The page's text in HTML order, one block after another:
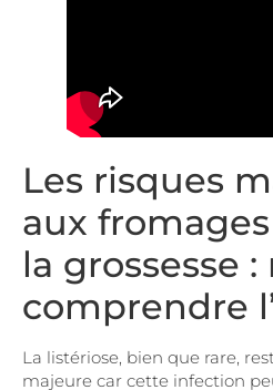
Les risques
aux
la grossesse
comprendre
La listériose, bien que rare,
majeure car cette infection